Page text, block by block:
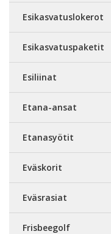
Esikasvatuslokerot
Esikasvatuspaketit
Esiliinat
Etana-ansat
Etanasyötit
Eväskorit
Eväsrasiat
Frisbeegolf